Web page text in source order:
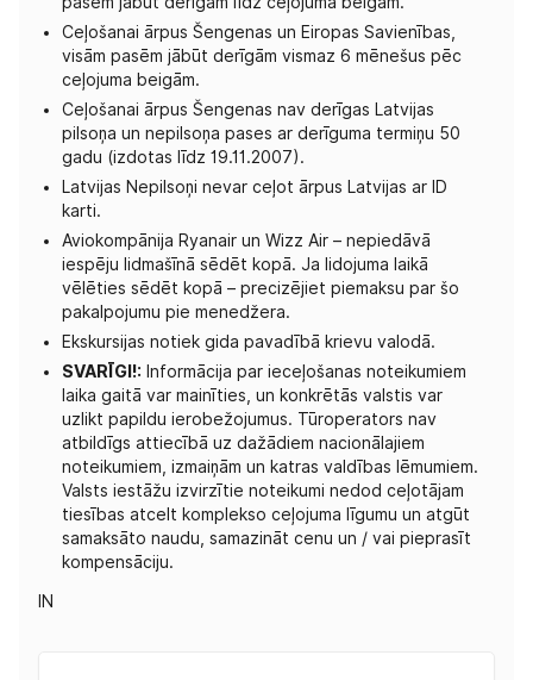
Ceļošanai ārpus Šengenas un Eiropas Savienības,
visām pasēm jābūt derīgām vismaz 6 mēnešus pēc
ceļojuma beigām.
Ceļošanai ārpus Šengenas nav derīgas Latvijas
pilsoņa un nepilsoņa pases ar derīguma termiņu 50
gadu (izdotas līdz 19.11.2007).
Latvijas Nepilsoņi nevar ceļot ārpus Latvijas ar ID
karti.
Aviokompānija Ryanair un Wizz Air – nepiedāvā
iespēju lidmašīnā sēdēt kopā. Ja lidojuma laikā
vēlēties sēdēt kopā – precizējiet piemaksu par šo
pakalpojumu pie menedžera.
Ekskursijas notiek gida pavadībā krievu valodā.
SVARĪGI!: Informācija par ieceļošanas noteikumiem
laika gaitā var mainīties, un konkrētās valstis var
uzlikt papildu ierobežojumus. Tūroperators nav
atbildīgs attiecībā uz dažādiem nacionālajiem
noteikumiem, izmaiņām un katras valdības lēmumiem.
Valsts iestāžu izvirzītie noteikumi nedod ceļotājam
tiesības atcelt komplekso ceļojuma līgumu un atgūt
samaksāto naudu, samazināt cenu un / vai pieprasīt
kompensāciju.
IN